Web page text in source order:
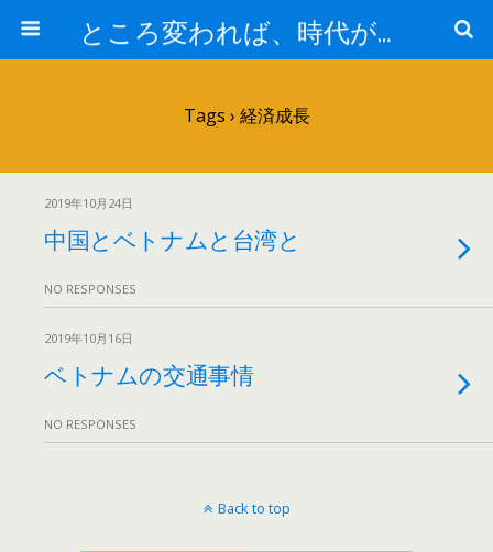
ところ変われば、時代が違えば
Tags › 経済成長
2019年10月24日
中国とベトナムと台湾と
NO RESPONSES
2019年10月16日
ベトナムの交通事情
NO RESPONSES
Back to top